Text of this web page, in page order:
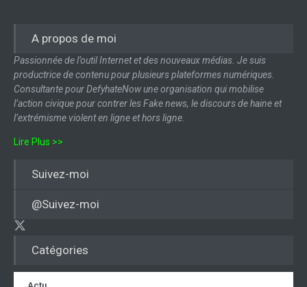
Catégories
A propos de moi
Passionnée de l’outil Internet et des nouveaux médias. Je suis
productrice de contenu pour plusieurs plateformes numériques.
Consultante pour DefyhateNow une organisation qui mobilise
l’action civique pour contrer les Fake news, le discours de haine et
l’extrémisme violent en ligne et hors ligne.
Lire Plus >>
Suivez-moi
@Suivez-moi